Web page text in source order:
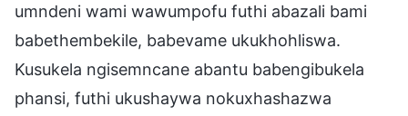
umndeni wami wawumpofu futhi abazali bami
babethembekile, babevame ukukhohliswa.
Kusukela ngisemncane abantu babengibukela
phansi, futhi ukushaywa nokuxhashazwa